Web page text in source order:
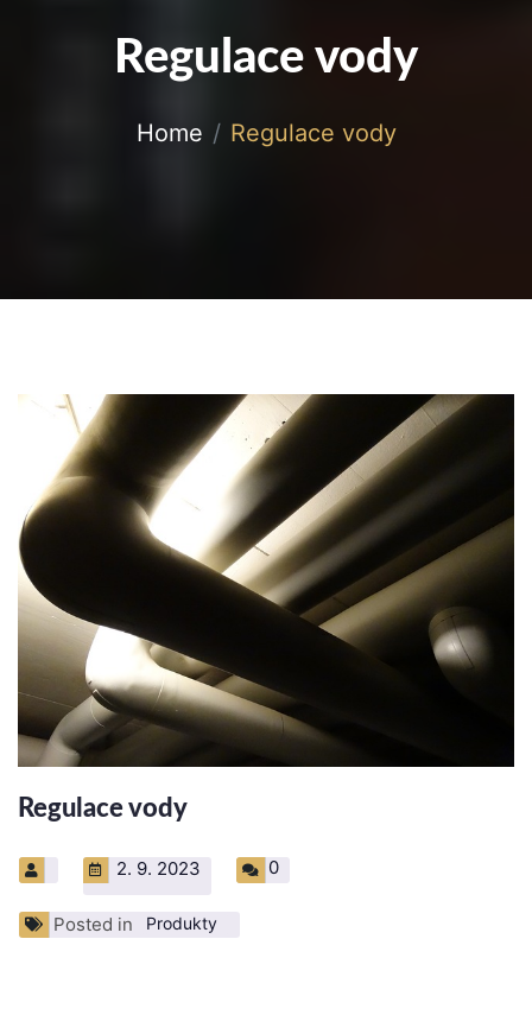
Regulace vody
Home Regulace vody
Regulace vody
2. 9. 2023 0
Posted in Produkty